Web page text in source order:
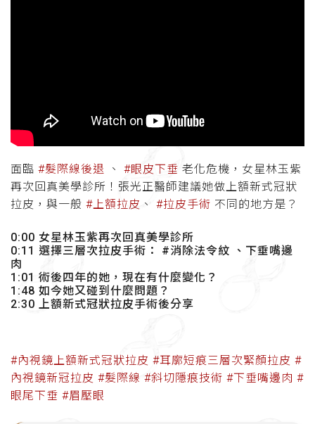
面臨 #髮際線後退 、 #眼皮下垂 老化危機，女星林玉紫
再次回真美學診所！張光正醫師建議她做上額新式冠狀
拉皮 ，與一般 #上額拉皮 、 #拉皮手術 不同的地方是？
0:00 女星林玉紫再次回真美學診所
0:11 選擇三層次拉皮手術： #消除法令紋 、下垂嘴邊
肉
1:01 術後四年的她，現在有什麼變化？
1:48 如今她又碰到什麼問題？
2:30 上額新式冠狀拉皮手術後分享
#內視鏡上額新式冠狀拉皮 #耳廓短痕三層次緊顏拉皮 #
內視鏡新冠拉皮 #髮際線 #斜切隱痕技術 #下垂嘴邊肉 #
眼尾下垂 #眉壓眼